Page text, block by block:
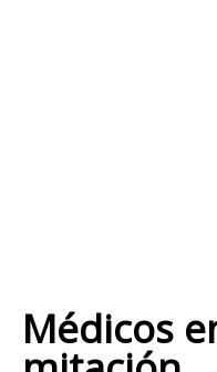
Médicos